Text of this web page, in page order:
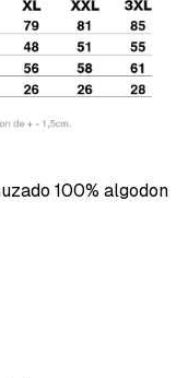
100% algodon